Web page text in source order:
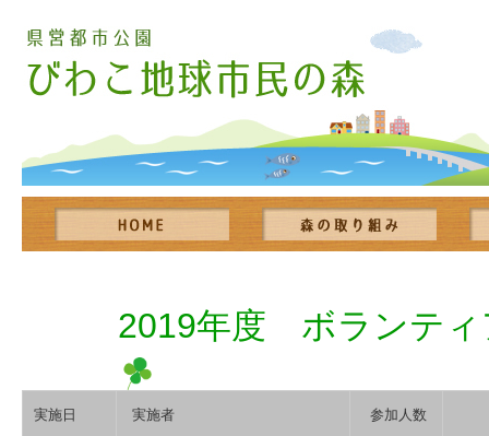
2019年度 ボランティ
実施日 実施者 参加人数